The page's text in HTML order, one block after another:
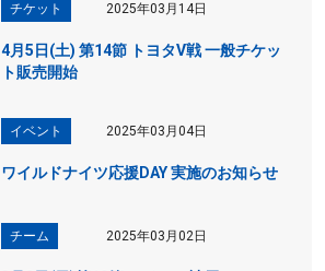
チケット 2025年03月14日
4月5日(土) 第14節 トヨタV戦 一般チケッ
ト販売開始
イベント 2025年03月04日
ワイルドナイツ応援DAY 実施のお知らせ
チーム 2025年03月02日